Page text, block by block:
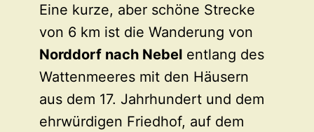
Eine kurze, aber schöne Strecke
von 6 km ist die Wanderung von
Norddorf nach Nebel entlang des
Wattenmeeres mit den Häusern
aus dem 17. Jahrhundert und dem
ehrwürdigen Friedhof, auf dem